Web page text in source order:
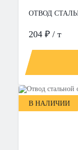
ОТВОД
204 ₽ / т
В НАЛИЧИИ